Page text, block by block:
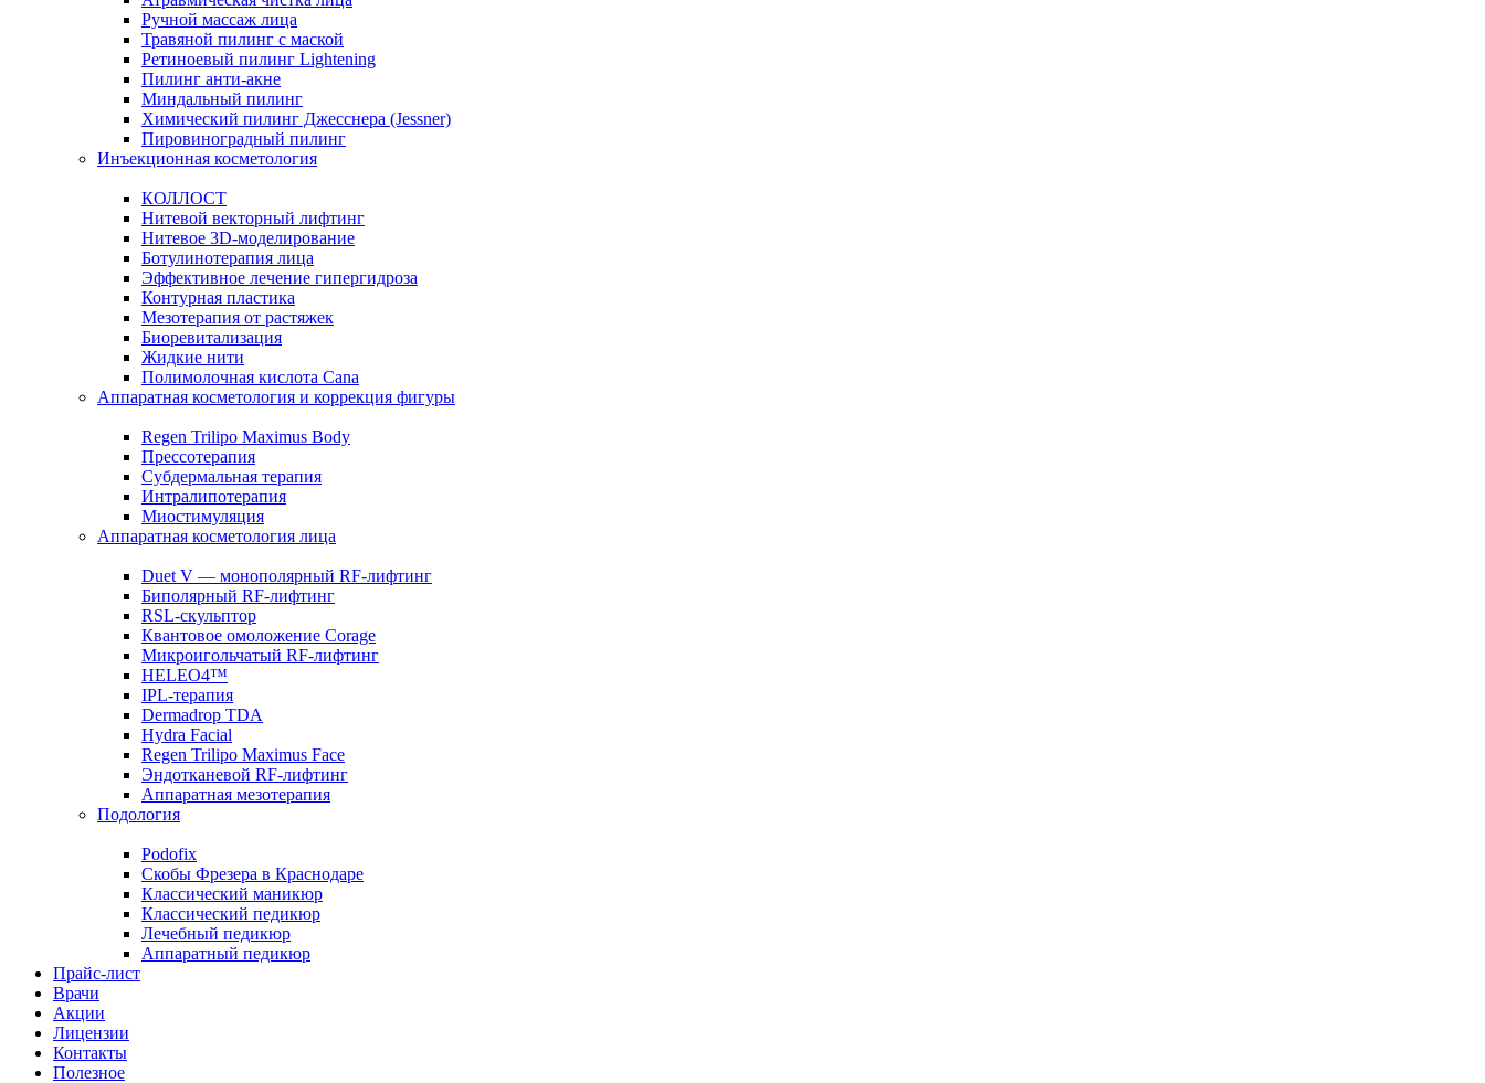
Ручной массаж лица
Травяной пилинг с маской
Ретиноевый пилинг Lightening
Пилинг анти-акне
Миндальный пилинг
Химический пилинг Джесснера (Jessner)
Пировиноградный пилинг
Инъекционная косметология
КОЛЛОСТ
Нитевой векторный лифтинг
Нитевое 3D-моделирование
Ботулинотерапия лица
Эффективное лечение гипергидроза
Контурная пластика
Мезотерапия от растяжек
Биоревитализация
Жидкие нити
Полимолочная кислота Cana
Аппаратная косметология и коррекция фигуры
Regen Trilipo Maximus Body
Прессотерапия
Субдермальная терапия
Интралипотерапия
Миостимуляция
Аппаратная косметология лица
Duet V — монополярный RF-лифтинг
Биполярный RF-лифтинг
RSL-скульптор
Квантовое омоложение Corage
Микроигольчатый RF-лифтинг
HELEO4™
IPL-терапия
Dermadrop TDA
Hydra Facial
Regen Trilipo Maximus Face
Эндотканевой RF-лифтинг
Аппаратная мезотерапия
Подология
Podofix
Скобы Фрезера в Краснодаре
Классический маникюр
Классический педикюр
Лечебный педикюр
Аппаратный педикюр
Прайс-лист
Врачи
Акции
Лицензии
Контакты
Полезное